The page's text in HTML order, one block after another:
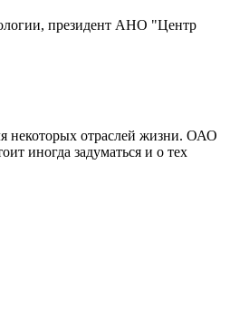
президент АНО "Центр
некоторых отраслей жизни. ОАО
иногда задуматься и о тех